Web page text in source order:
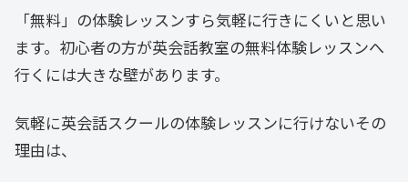
「無料」の体験レッスンすら気軽に行きにくいと思い
ます。初心者の方が英会話教室の無料体験レッスンへ
行くには大きな壁があります。
気軽に英会話スクールの体験レッスンに行けないその
理由は、